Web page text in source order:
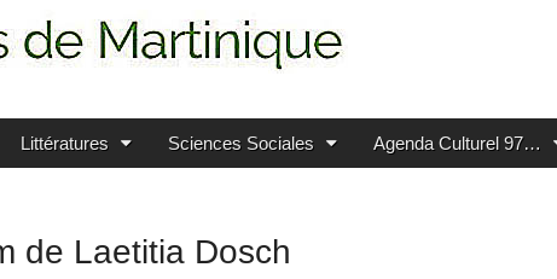
Littératures Sciences Sociales Agenda Culturel 97…
de Laetitia Dosch